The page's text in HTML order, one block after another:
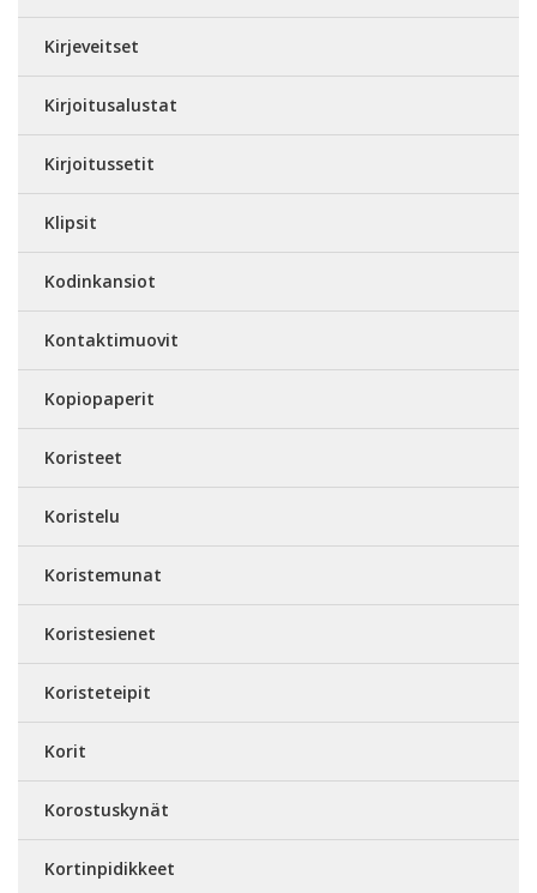
Kirjeveitset
Kirjoitusalustat
Kirjoitussetit
Klipsit
Kodinkansiot
Kontaktimuovit
Kopiopaperit
Koristeet
Koristelu
Koristemunat
Koristesienet
Koristeteipit
Korit
Korostuskynät
Kortinpidikkeet